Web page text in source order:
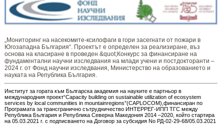
„Мониторинг ​​​на ​​насекомите-ксилофаги в гори засегнати от пожари в
Югозападна България“. Проектът е определен за реализиране, въз
основа на класиране в проведен &quot;Конкурс за финансиране на
фундаментални научни изследвания на млади учени и постдокторанти –
2024 г. от Фонд научни изследвания, Министерство на образованието и
науката на Република България.
Институт за гората към Българска академия на науките е партньор в
международния проект“Capacity building on sustainable utilization of ecosystem
services by local communities in mountainregions”(CAPLOCOM),финансиран по
Програмата за трансгранично сътрудничество ИНТЕРРЕГ-ИПП ТГС между
Република България и Република Северна Македония 2014 –2020, който стартира
на 05.03.2021 г. с подписването на Договор за субсидия No РД-02-29-68/05.03.2021